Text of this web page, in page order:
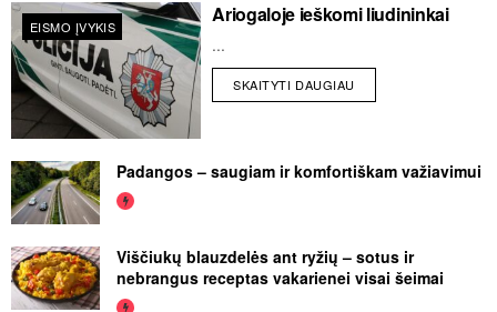
EISMO ĮVYKIS Ariogaloje ieškomi liudininkai
...
SKAITYTI DAUGIAU
Padangos – saugiam ir komfortiškam važiavimui
Viščiukų blauzdelės ant ryžių – sotus ir
nebrangus receptas vakarienei visai šeimai